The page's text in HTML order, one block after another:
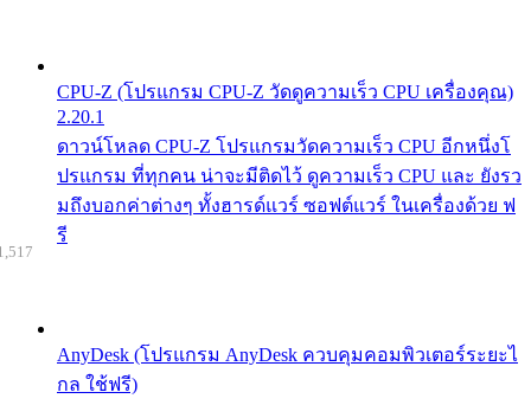
CPU-Z (โปรแกรม CPU-Z วัดดูความเร็ว CPU เครื่องคุณ)
2.20.1
ดาวน์โหลด CPU-Z โปรแกรมวัดความเร็ว CPU อีกหนึ่งโ
ปรแกรม ที่ทุกคน น่าจะมีติดไว้ ดูความเร็ว CPU และ ยังรว
มถึงบอกค่าต่างๆ ทั้งฮารด์แวร์ ซอฟต์แวร์ ในเครื่องด้วย ฟ
รี
AnyDesk (โปรแกรม AnyDesk ควบคุมคอมพิวเตอร์ระยะไ
กล ใช้ฟรี)